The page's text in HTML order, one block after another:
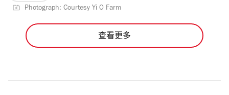
Photograph: Courtesy Yi O Farm
查看更多